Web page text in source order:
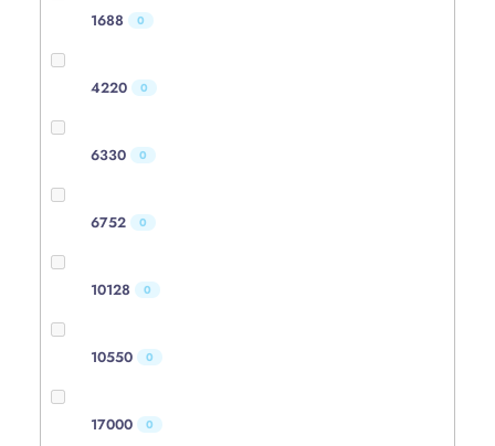
1688 0
4220 0
6330 0
6752 0
10128 0
10550 0
17000 0